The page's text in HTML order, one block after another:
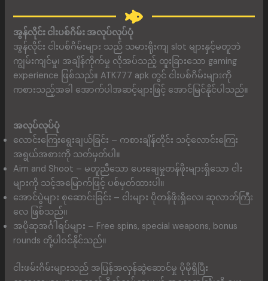
အွန်လိုင်း ငါးပစ်ဂိမ်း အလုပ်လုပ်ပုံ
အွန်လိုင်း ငါးပစ်ဂိမ်းများ သည် သမားရိုးကျ slot များနှင့်မတူဘဲ
ကျွမ်းကျင်မှု၊ အချိန်ကိုက်မှု လိုအပ်သည့် ထူးခြားသော gaming
experience ဖြစ်သည်။ ATK777 apk တွင် ငါးပစ်ဂိမ်းများကို
ကစားသည့်အခါ အောက်ပါအဆင့်များဖြင့် အောင်မြင်နိုင်ပါသည်။
အလုပ်လုပ်ပုံ
လောင်းကြေးရွေးချယ်ခြင်း – ကစားချိန်တိုင်း သင့်လောင်းကြေး
အရွယ်အစားကို သတ်မှတ်ပါ။
Aim and Shoot – မတူညီသော ပေးချေမှုတန်ဖိုးများရှိသော ငါး
များကို သင့်အမြောက်ဖြင့် ပစ်မှတ်ထားပါ။
အောင်ပွဲများ စုဆောင်းခြင်း – ငါးများ ပိုတန်ဖိုးရှိလေ၊ ဆုလာဘ်ကြီး
လေ ဖြစ်သည်။
အပိုဆုအင်္ဂါရပ်များ – Free spins, special weapons, bonus
rounds တို့ပါဝင်နိုင်သည်။
ငါးဖမ်းဂိမ်းများသည် အပြန်အလှန်ဆွဲဆောင်မှု ပိုမိုရှိပြီး